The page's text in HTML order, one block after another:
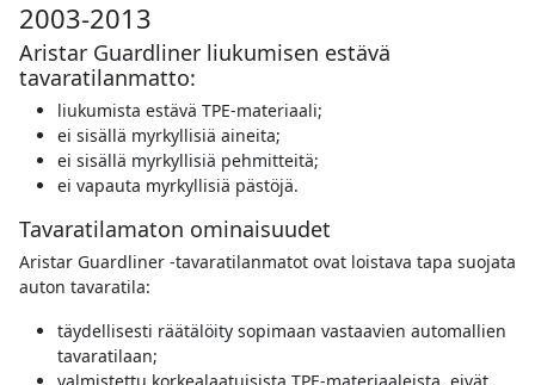
2003-2013
Aristar Guardliner liukumisen estävä
tavaratilanmatto:
liukumista estävä TPE-materiaali;
ei sisällä myrkyllisiä aineita;
ei sisällä myrkyllisiä pehmitteitä;
ei vapauta myrkyllisiä pästöjä.
Tavaratilamaton ominaisuudet
Aristar Guardliner -tavaratilanmatot ovat loistava tapa suojata
auton tavaratila:
täydellisesti räätälöity sopimaan vastaavien automallien
tavaratilaan;